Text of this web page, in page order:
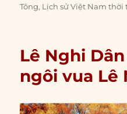
Tông, Lịch sử Việt Nam thời
Lê Nghi
ngôi vua Lê